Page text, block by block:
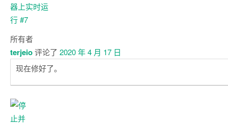
所有者
terjeio评论了 2020 年 4 月 17 日
现在修好了。